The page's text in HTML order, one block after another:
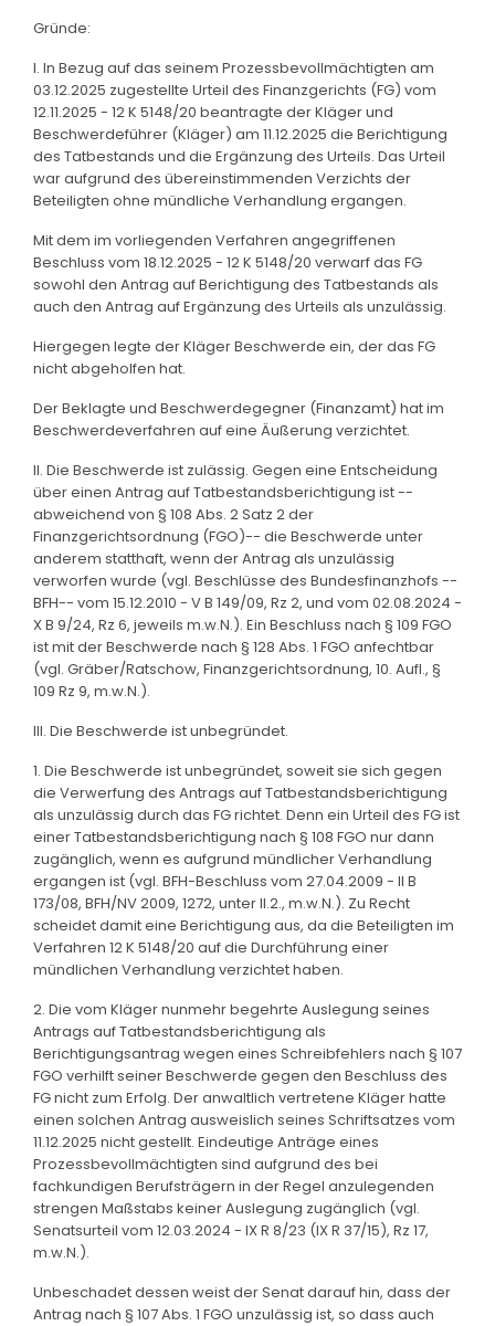
Gründe:
I. In Bezug auf das seinem Prozessbevollmächtigten am
03.12.2025 zugestellte Urteil des Finanzgerichts (FG) vom
12.11.2025 - 12 K 5148/20 beantragte der Kläger und
Beschwerdeführer (Kläger) am 11.12.2025 die Berichtigung
des Tatbestands und die Ergänzung des Urteils. Das Urteil
war aufgrund des übereinstimmenden Verzichts der
Beteiligten ohne mündliche Verhandlung ergangen.
Mit dem im vorliegenden Verfahren angegriffenen
Beschluss vom 18.12.2025 - 12 K 5148/20 verwarf das FG
sowohl den Antrag auf Berichtigung des Tatbestands als
auch den Antrag auf Ergänzung des Urteils als unzulässig.
Hiergegen legte der Kläger Beschwerde ein, der das FG
nicht abgeholfen hat.
Der Beklagte und Beschwerdegegner (Finanzamt) hat im
Beschwerdeverfahren auf eine Äußerung verzichtet.
II. Die Beschwerde ist zulässig. Gegen eine Entscheidung
über einen Antrag auf Tatbestandsberichtigung ist --
abweichend von § 108 Abs. 2 Satz 2 der
Finanzgerichtsordnung (FGO)-- die Beschwerde unter
anderem statthaft, wenn der Antrag als unzulässig
verworfen wurde (vgl. Beschlüsse des Bundesfinanzhofs --
BFH-- vom 15.12.2010 - V B 149/09, Rz 2, und vom 02.08.2024 -
X B 9/24, Rz 6, jeweils m.w.N.). Ein Beschluss nach § 109 FGO
ist mit der Beschwerde nach § 128 Abs. 1 FGO anfechtbar
(vgl. Gräber/Ratschow, Finanzgerichtsordnung, 10. Aufl., §
109 Rz 9, m.w.N.).
III. Die Beschwerde ist unbegründet.
1. Die Beschwerde ist unbegründet, soweit sie sich gegen
die Verwerfung des Antrags auf Tatbestandsberichtigung
als unzulässig durch das FG richtet. Denn ein Urteil des FG ist
einer Tatbestandsberichtigung nach § 108 FGO nur dann
zugänglich, wenn es aufgrund mündlicher Verhandlung
ergangen ist (vgl. BFH-Beschluss vom 27.04.2009 - II B
173/08, BFH/NV 2009, 1272, unter II.2., m.w.N.). Zu Recht
scheidet damit eine Berichtigung aus, da die Beteiligten im
Verfahren 12 K 5148/20 auf die Durchführung einer
mündlichen Verhandlung verzichtet haben.
2. Die vom Kläger nunmehr begehrte Auslegung seines
Antrags auf Tatbestandsberichtigung als
Berichtigungsantrag wegen eines Schreibfehlers nach § 107
FGO verhilft seiner Beschwerde gegen den Beschluss des
FG nicht zum Erfolg. Der anwaltlich vertretene Kläger hatte
einen solchen Antrag ausweislich seines Schriftsatzes vom
11.12.2025 nicht gestellt. Eindeutige Anträge eines
Prozessbevollmächtigten sind aufgrund des bei
fachkundigen Berufsträgern in der Regel anzulegenden
strengen Maßstabs keiner Auslegung zugänglich (vgl.
Senatsurteil vom 12.03.2024 - IX R 8/23 (IX R 37/15), Rz 17,
m.w.N.).
Unbeschadet dessen weist der Senat darauf hin, dass der
Antrag nach § 107 Abs. 1 FGO unzulässig ist, so dass auch